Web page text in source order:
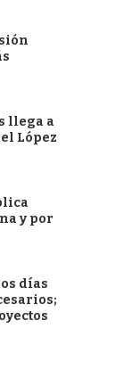
llega a
López
y por
días